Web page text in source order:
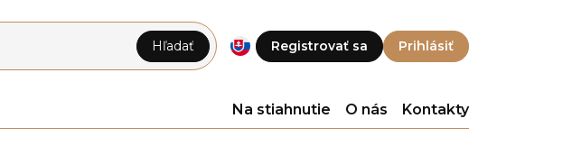
Registrovať sa Prihlásiť
Hľadať
Na stiahnutie O nás Kontakty